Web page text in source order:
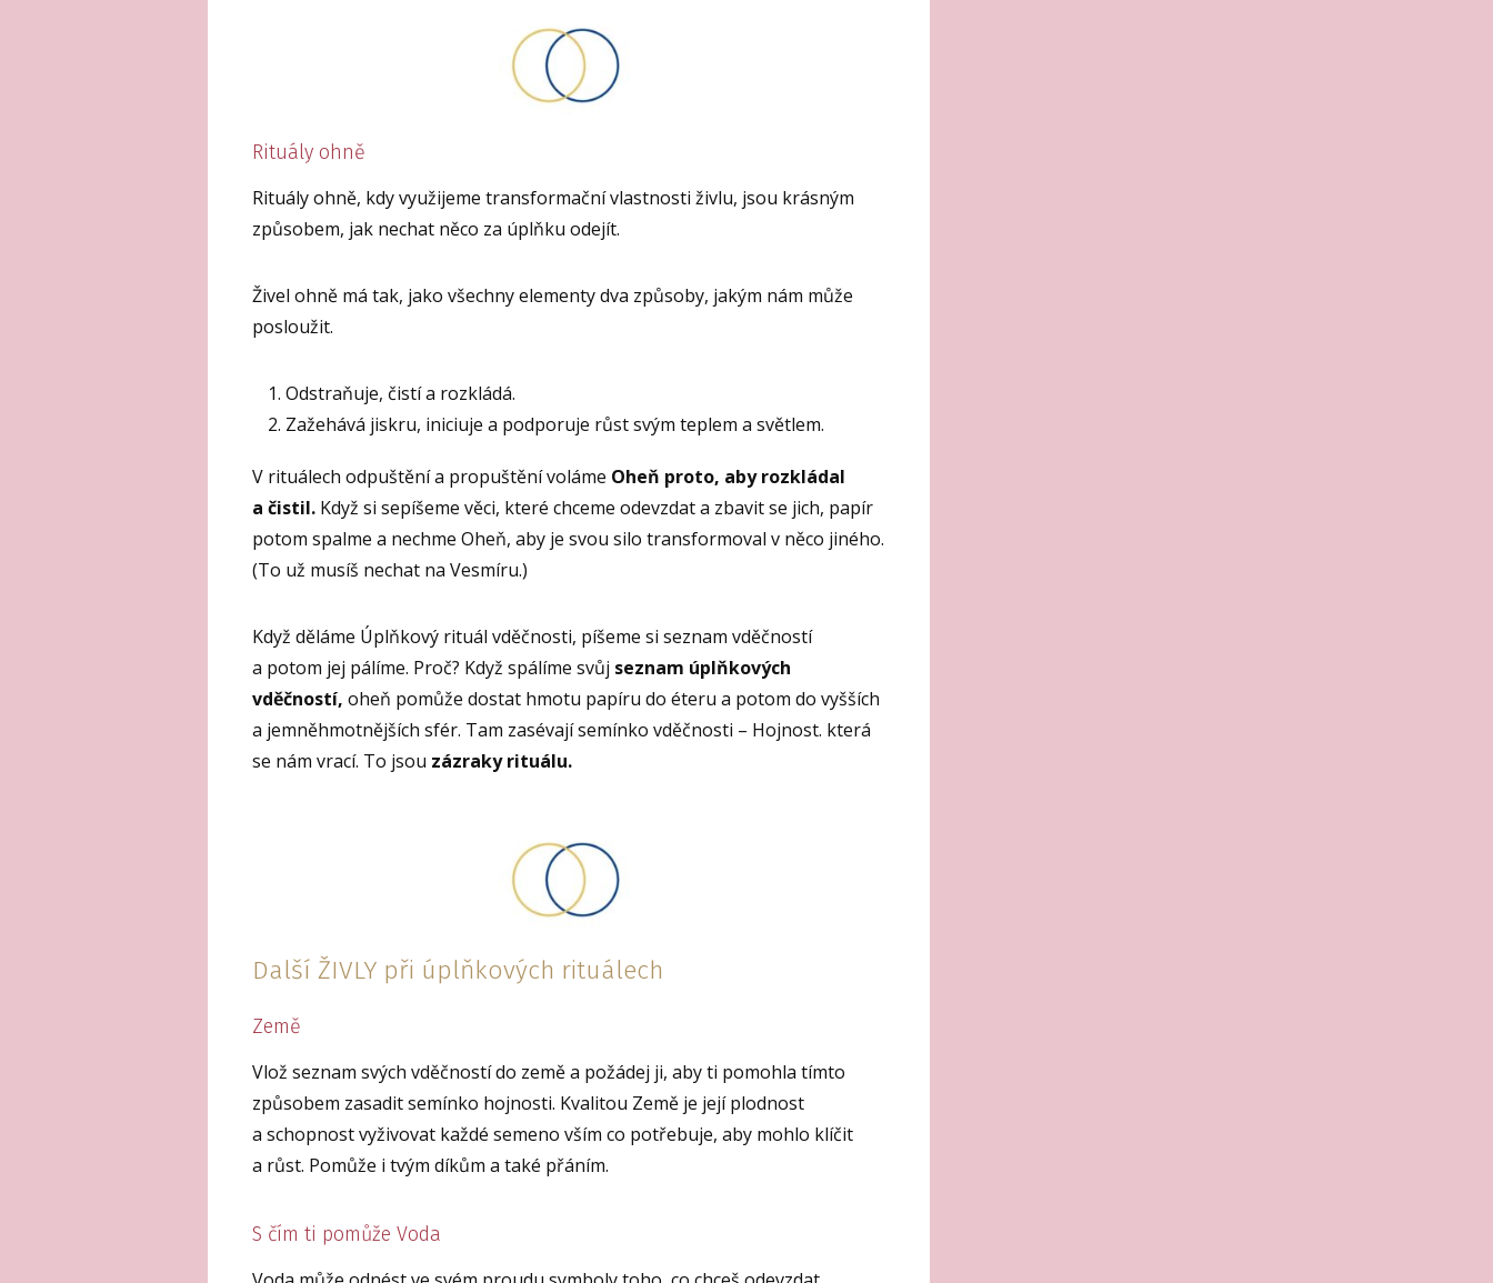
Rituály ohně
Rituály ohně, kdy využijeme transformační vlastnosti živlu, jsou krásným
způsobem, jak nechat něco za úplňku odejít.
Živel ohně má tak, jako všechny elementy dva způsoby, jakým nám může
posloužit.
Odstraňuje, čistí a rozkládá.
Zažehává jiskru, iniciuje a podporuje růst svým teplem a světlem.
V rituálech odpuštění a propuštění voláme Oheň proto, aby rozkládal
a čistil. Když si sepíšeme věci, které chceme odevzdat a zbavit se jich, papír
potom spalme a nechme Oheň, aby je svou silo transformoval v něco jiného.
(To už musíš nechat na Vesmíru.)
Když děláme Úplňkový rituál vděčnosti, píšeme si seznam vděčností
a potom jej pálíme. Proč? Když spálíme svůj seznam úplňkových
vděčností, oheň pomůže dostat hmotu papíru do éteru a potom do vyšších
a jemněhmotnějších sfér. Tam zasévají semínko vděčnosti – Hojnost. která
se nám vrací. To jsou zázraky rituálu.
Další ŽIVLY při úplňkových rituálech
Země
Vlož seznam svých vděčností do země a požádej ji, aby ti pomohla tímto
způsobem zasadit semínko hojnosti. Kvalitou Země je její plodnost
a schopnost vyživovat každé semeno vším co potřebuje, aby mohlo klíčit
a růst. Pomůže i tvým díkům a také přáním.
S čím ti pomůže Voda